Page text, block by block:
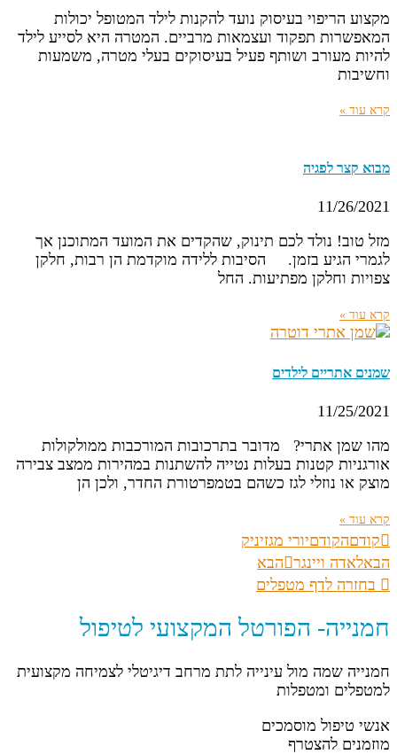
מקצוע הריפוי בעיסוק נועד להקנות לילד המטופל יכולות
המאפשרות תפקוד ועצמאות מרביים. המטרה היא לסייע לילד
להיות מעורב ושותף פעיל בעיסוקים בעלי מטרה, משמעות
וחשיבות
קרא עוד »
מבוא קצר לפגיה
11/26/2021
מזל טוב! נולד לכם תינוק, שהקדים את המועד המתוכנן אך
לגמרי הגיע בזמן. הסיבות ללידה מוקדמת הן רבות, חלקן
צפויות וחלקן מפתיעות. החל
קרא עוד »
שמנים אתריים לילדים
11/25/2021
מהו שמן אתרי? מדובר בתרכובות המורכבות ממולקולות
אורגניות קטנות בעלות נטייה להשתנות במהירות ממצב צבירה
מוצק או נוזלי לגז כשהם בטמפרטורת החדר, ולכן הן
קרא עוד »
קודםהקודםיורי מגזיניק
הבאלאדה ויינגר הבא
בחזרה לדף מטפלים
חמנייה- הפורטל המקצועי לטיפול
חמנייה שמה מול עינייה לתת מרחב דיגיטלי לצמיחה מקצועית
למטפלים ומטפלות
אנשי טיפול מוסמכים
מוזמנים להצטרף